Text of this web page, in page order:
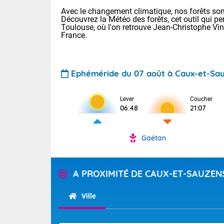
Avec le changement climatique, nos forêts
Découvrez la Météo des forêts, cet outil qui
Toulouse, où l'on retrouve Jean-Christophe
France.
Ephéméride du 07 août à Caux-et-
Lever
06:48
Coucher
21:07
Gaétan
A PROXIMITÉ DE CAUX-ET-
Ville
Voici les
28 Lyon : 31
: 27 Nancy :
Calme,